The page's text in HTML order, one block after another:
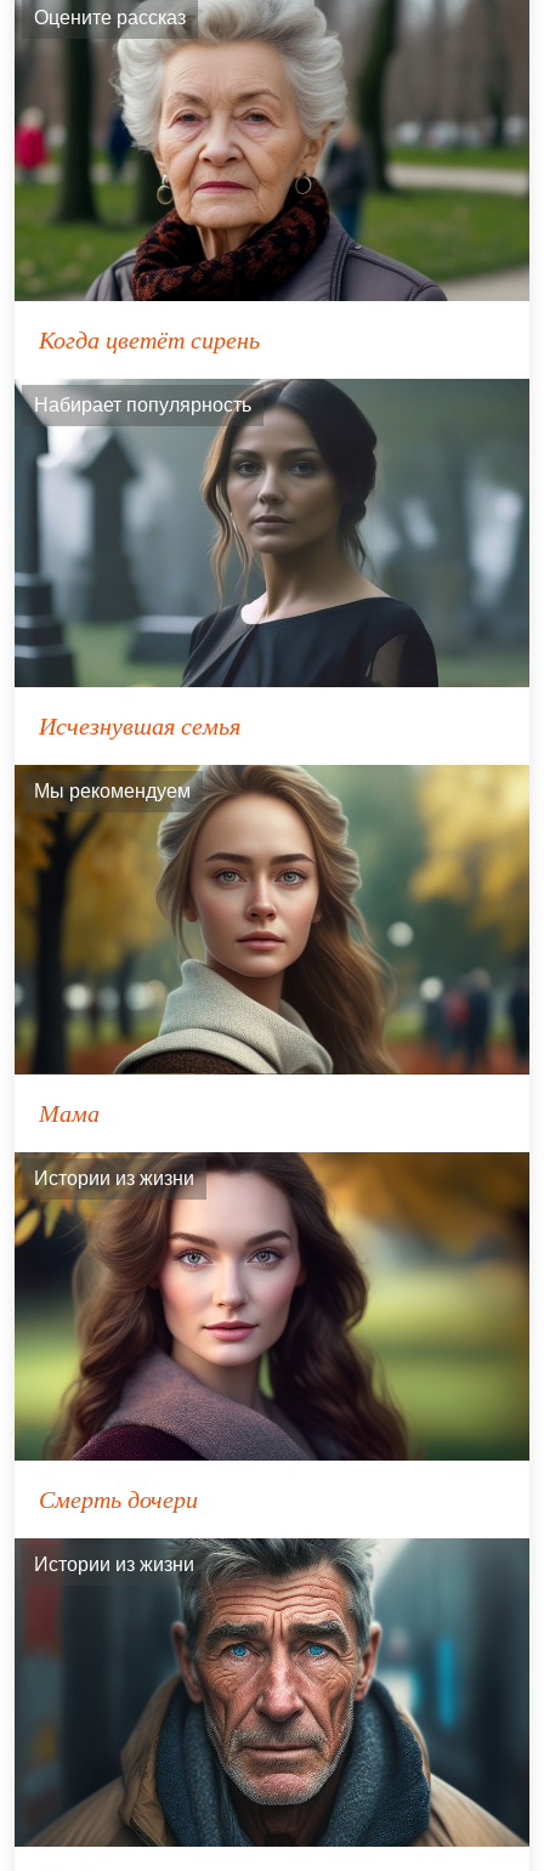
Оцените рассказ
Когда цветёт сирень
Набирает популярность
Исчезнувшая семья
Мы рекомендуем
Мама
Истории из жизни
Смерть дочери
Истории из жизни